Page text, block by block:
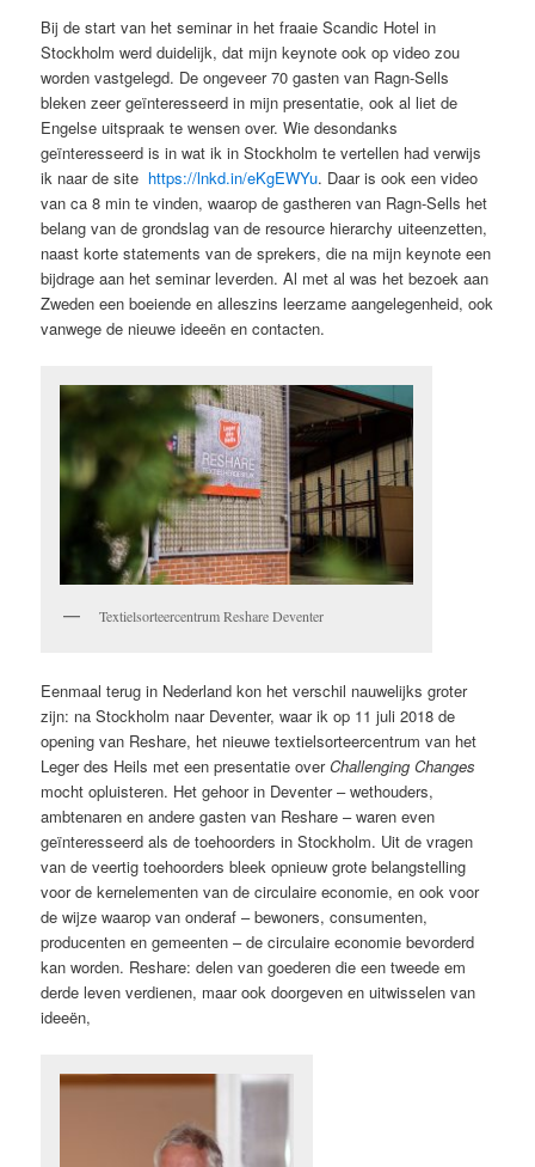
Bij de start van het seminar in het fraaie Scandic Hotel in
Stockholm werd duidelijk, dat mijn keynote ook op video zou
worden vastgelegd. De ongeveer 70 gasten van Ragn-Sells
bleken zeer geïnteresseerd in mijn presentatie, ook al liet de
Engelse uitspraak te wensen over. Wie desondanks
geïnteresseerd is in wat ik in Stockholm te vertellen had verwijs
ik naar de site https://lnkd.in/eKgEWYu. Daar is ook een video
van ca 8 min te vinden, waarop de gastheren van Ragn-Sells het
belang van de grondslag van de resource hierarchy uiteenzetten,
naast korte statements van de sprekers, die na mijn keynote een
bijdrage aan het seminar leverden. Al met al was het bezoek aan
Zweden een boeiende en alleszins leerzame aangelegenheid, ook
vanwege de nieuwe ideeën en contacten.
Textielsorteercentrum Reshare Deventer
Eenmaal terug in Nederland kon het verschil nauwelijks groter
zijn: na Stockholm naar Deventer, waar ik op 11 juli 2018 de
opening van Reshare, het nieuwe textielsorteercentrum van het
Leger des Heils met een presentatie overChallenging Changes
mocht opluisteren. Het gehoor in Deventer – wethouders,
ambtenaren en andere gasten van Reshare – waren even
geïnteresseerd als de toehoorders in Stockholm. Uit de vragen
van de veertig toehoorders bleek opnieuw grote belangstelling
voor de kernelementen van de circulaire economie, en ook voor
de wijze waarop van onderaf – bewoners, consumenten,
producenten en gemeenten – de circulaire economie bevorderd
kan worden. Reshare: delen van goederen die een tweede em
derde leven verdienen, maar ook doorgeven en uitwisselen van
ideeën,